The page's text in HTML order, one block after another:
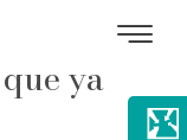
ya